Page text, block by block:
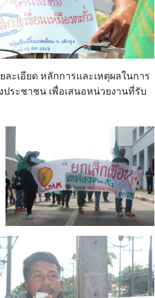
ละเอียด หลักการและเหตุผลในการ
ระชาชน เพื่อเสนอหน่วยงานที่รับ